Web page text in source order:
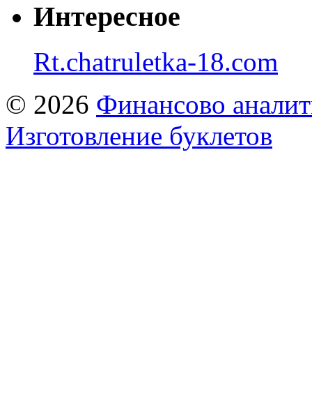
Интересное
Rt.chatruletka-18.com
© 2026 Финансово
Изготовление буклетов